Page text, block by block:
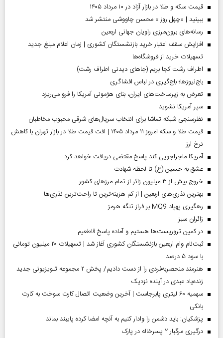
قیمت سکه و طلا در بازار آزاد در ۱۰ مرداد ۱۴۰۵
ببینید | «چهل روز » محسن چاووشی منتشر شد
رسانه‌های برون‌مرزی راویان جهانی اربعین
افزایش سقف اعتبار خرید بازنشستگان کشوری | زمان اعلام مبلغ جدید
تسهیلات خرید از فروشگاه‌ها
اطراف رشت کجا بریم (جاهای دیدنی اطراف رشت)
باج‌نیوزها؛ باج‌گیری در لباس افشاگری
تعرض به زیرساخت‌های ایران، بنای هژمونی آمریکا را فرو می‌ریزد
سپر آمریکا نشوید
نظرسنجی شبکه تماشا برای انتخاب سریال‌های شرقی محبوب مخاطبان
قیمت طلا و سکه امروز ۱۱ مرداد ۱۴۰۵ | افت قیمت طلا در بازار تهران با کاهش
نرخ ارز
آمریکا ماجراجویی کند پاسخ مقتضی دریافت خواهد کرد
عشق به حسین (ع) تا لحظه شهادت
خروج بیش از ۳ میلیون زائر از تمام مرز‌های کشور
بهترین نذری‌های اربعین | از کم هزینه‌ترین تا راحت‌ترین نذری‌ها
رهگیری پهپاد MQ9 بر فراز تنگه هرمز
‌زائران سبز
در کمین تروریست‌ها هستیم و آماده پاسخ قاطعیم
ثبت‌نام وام اربعین بازنشستگان کشوری آغاز شد | تسهیلات ۲۰ میلیون تومانی
با سود ۵ درصد
هنرمند منحصر‌به‌فردی را از دست دادیم/ پخش ۲ مجموعه تلویزیونی جدید
زنده‌یاد عبدی در آینده نزدیک
سهمیه ۶۰ لیتری پابرجاست | آخرین وضعیت اتصال کارت سوخت به کارت
بانکی
پزشکیان: باید دشمن را وادار کنیم به آنچه امضا کرده پایبند بماند
درگیری مرگبار ۲ پسرخاله در پارک